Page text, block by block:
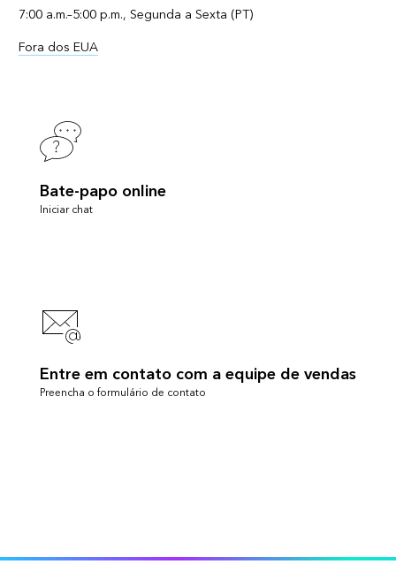
7:00 a.m.–5:00 p.m., Segunda a Sexta (PT)
Fora dos EUA
Bate-papo online
Iniciar chat
Entre em contato com a equipe de vendas
Preencha o formulário de contato